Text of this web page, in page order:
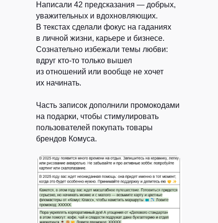
Написали 42 предсказания — добрых,
уважительных и вдохновляющих.
В текстах сделали фокус на гаданиях
в личной жизни, карьере и бизнесе.
Сознательно избежали темы любви:
вдруг кто-то только вышел
из отношений или вообще не хочет
их начинать.
Часть записок дополнили промокодами
на подарки, чтобы стимулировать
пользователей покупать товары
брендов Комуса.